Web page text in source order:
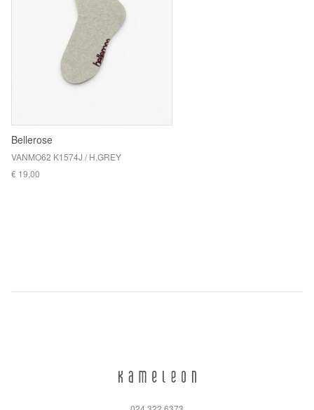
Bellerose
VANMO62 K1574J / H.GREY
€ 19,00